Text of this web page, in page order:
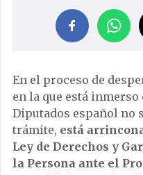
En el proceso de
en la que está
Diputados español no
trámite, está
Ley de Derechos y
la Persona ante el